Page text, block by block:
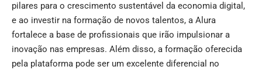
pilares para o crescimento sustentável da economia digital,
e ao investir na formação de novos talentos, a Alura
fortalece a base de profissionais que irão impulsionar a
inovação nas empresas. Além disso, a formação oferecida
pela plataforma pode ser um excelente diferencial no